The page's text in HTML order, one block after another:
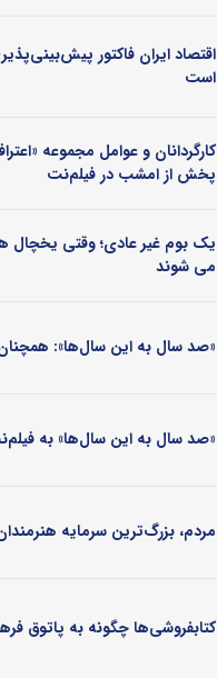
اقتصاد ایران فاکتور
است
کارگردانان و عوامل مجموعه
پخش از امشب در فیلم‌نت
یک بوم غیر عادی؛ وقتی یخچال
می ‌شوند
«صد سال به این سال‌ها»:
«صد سال به این سال‌ها» به
مردم، بزرگ‌ترین سرمایه
کتابفروشی‌ها چگونه به پاتوق